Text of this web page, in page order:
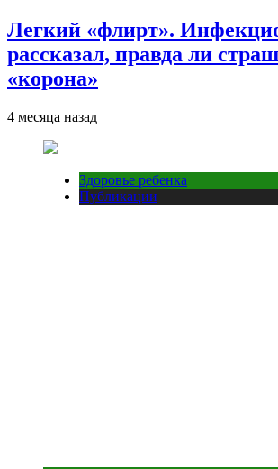
Легкий «флирт».
рассказал, правда ли
«корона»
4 месяца назад
Здоровье ребенка
Публикации